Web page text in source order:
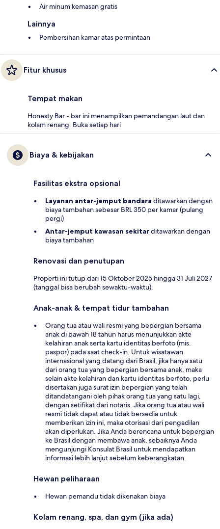
Air minum kemasan gratis
Lainnya
Pembersihan kamar atas permintaan
Fitur khusus
Tempat makan
Honesty Bar - bar ini menampilkan pemandangan laut dan
kolam renang. Buka setiap hari
Biaya & kebijakan
Fasilitas ekstra opsional
Layanan antar-jemput bandara ditawarkan dengan
biaya tambahan sebesar BRL 350 per kamar (pulang
pergi)
Antar-jemput kawasan sekitarditawarkan dengan
biaya tambahan
Renovasi dan penutupan
Properti ini tutup dari 15 Oktober 2025 hingga 31 Juli 2027
(tanggal bisa berubah sewaktu-waktu).
Anak-anak & tempat tidur tambahan
Orang tua atau wali resmi yang bepergian bersama
anak di bawah 18 tahun harus menunjukkan akte
kelahiran anak serta kartu identitas berfoto (mis.
paspor) pada saat check-in. Untuk wisatawan
internasional yang datang dari Brasil, jika hanya satu
dari orang tua yang bepergian bersama anak, maka
selain akte kelahiran dan kartu identitas berfoto, perlu
disertakan juga surat izin bepergian yang telah
ditandatangani oleh pihak orang tua yang satu lagi,
dengan setifikat dari notaris. Jika orang tua atau wali
resmi tidak dapat atau tidak bersedia untuk
memberikan izin ini, maka otorisasi dari pengadilan
akan diperlukan. Jika Anda berencana untuk bepergian
ke Brasil dengan membawa anak, sebaiknya Anda
mengunjungi Konsulat Brasil untuk mendapatkan
informasi lebih lanjut sebelum keberangkatan.
Hewan peliharaan
Hewan pemandu tidak dikenakan biaya
Kolam renang, spa, dan gym (jika ada)